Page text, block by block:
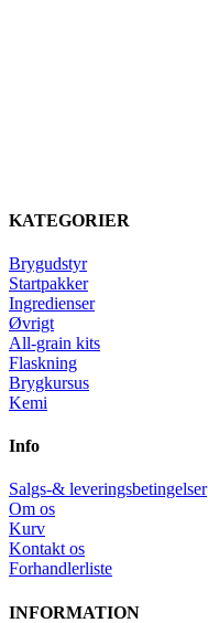
KATEGORIER
Brygudstyr
Startpakker
Ingredienser
Øvrigt
All-grain kits
Flaskning
Brygkursus
Kemi
Info
Salgs-& leveringsbetingelser
Om os
Kurv
Kontakt os
Forhandlerliste
INFORMATION